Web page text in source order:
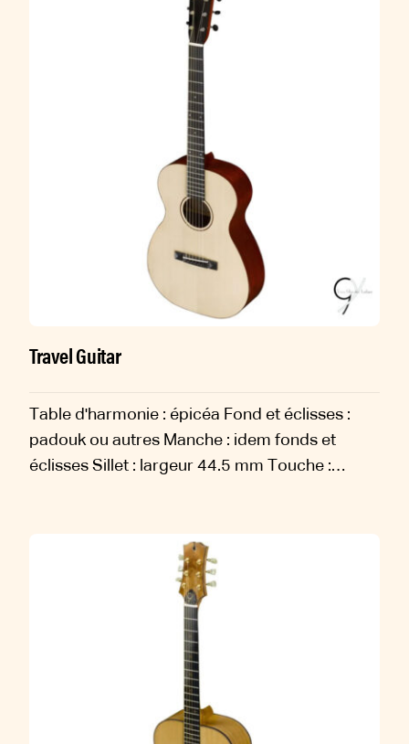
Travel Guitar
Table d'harmonie : épicéa Fond et éclisses :
padouk ou autres Manche : idem fonds et
éclisses Sillet : largeur 44.5 mm Touche :